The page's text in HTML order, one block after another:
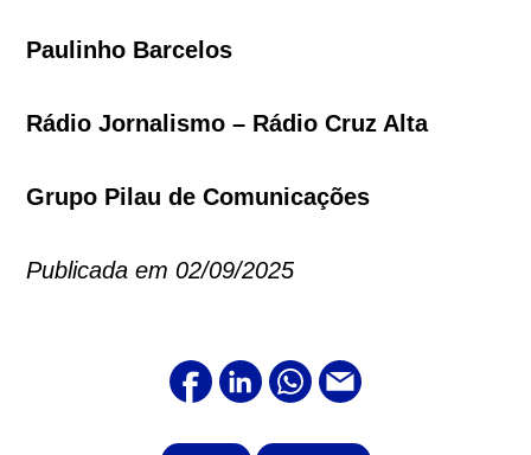
Paulinho Barcelos
Rádio Jornalismo – Rádio Cruz Alta
Grupo Pilau de Comunicações
Publicada em 02/09/2025